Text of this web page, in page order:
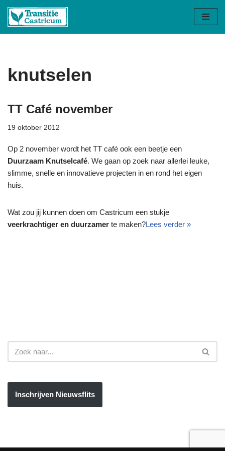
Ga
knutselen
TT Café november
19 oktober 2012
Op 2 november wordt het TT café ook een beetje een
Duurzaam Knutselcafé. We gaan op zoek naar allerlei leuke,
slimme, snelle en innovatieve projecten in en rond het eigen
huis.
Wat zou jij kunnen doen om Castricum een stukje
veerkrachtiger en duurzamer te maken?Lees verder »
Inschrijven Nieuwsflits